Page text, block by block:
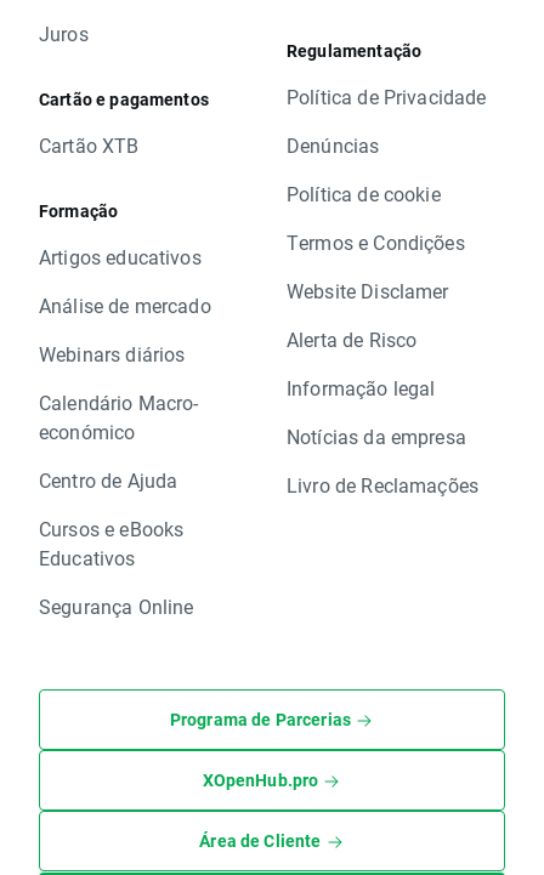
Juros
Cartão e pagamentos
Cartão XTB
Formação
Artigos educativos
Análise de mercado
Webinars diários
Calendário Macro-
económico
Centro de Ajuda
Cursos e eBooks
Educativos
Segurança Online
Regulamentação
Política de Privacidade
Denúncias
Política de cookie
Termos e Condições
Website Disclamer
Alerta de Risco
Informação legal
Notícias da empresa
Livro de Reclamações
Programa de Parcerias
XOpenHub.pro
Área de Cliente